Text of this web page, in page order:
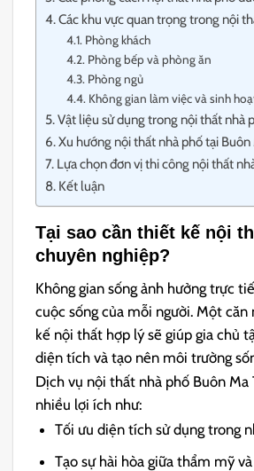
Các khu vực quan trọng trong nội
Phòng khách
Phòng bếp và phòng ăn
Phòng ngủ
Không gian làm việc và sinh
Vật liệu sử dụng trong nội thất nhà
Xu hướng nội thất nhà phố tại
Lựa chọn đơn vị thi công nội thất
Kết luận
Tại sao cần thiết kế nội
chuyên nghiệp?
Không gian sống ảnh hưởng trực
cuộc sống của mỗi người. Một
kế nội thất hợp lý sẽ giúp gia chủ
diện tích và tạo nên môi trường
Dịch vụ nội thất nhà phố Buôn Ma
nhiều lợi ích như:
Tối ưu diện tích sử dụng trong
Tạo sự hài hòa giữa thẩm mỹ